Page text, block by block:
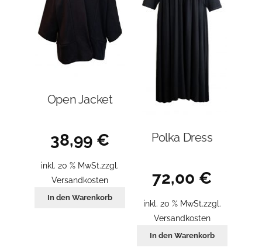
Open Jacket
38,99 €
inkl. 20 % MwSt.zzgl.
Versandkosten
In den Warenkorb
Polka Dress
72,00 €
inkl. 20 % MwSt.zzgl.
Versandkosten
In den Warenkorb